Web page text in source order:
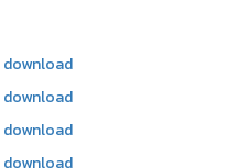
download
download
download
download